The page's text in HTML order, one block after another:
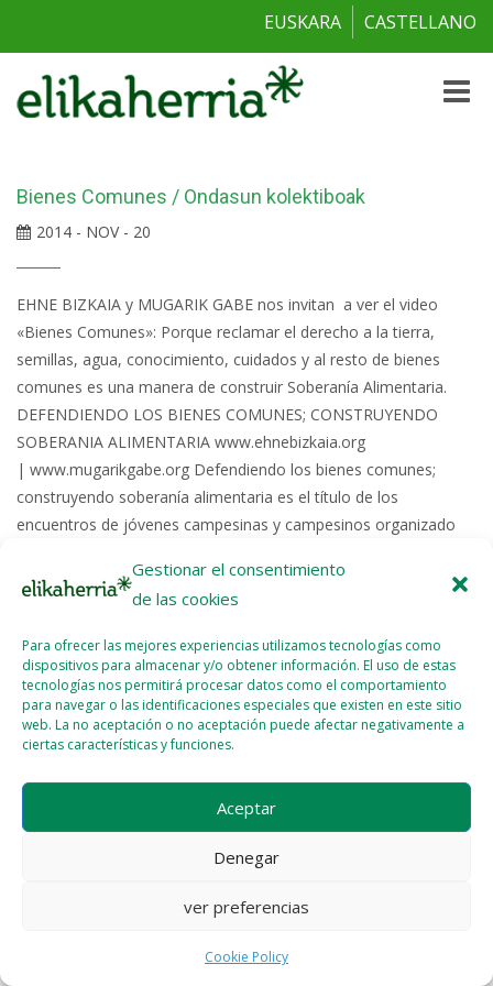
Gestionar el consentimiento
de las cookies
Para ofrecer las mejores experiencias utilizamos tecnologías como
dispositivos para almacenar y/o obtener información. El uso de estas
tecnologías nos permitirá procesar datos como el comportamiento
para navegar o las identificaciones especiales que existen en este sitio
web. La no aceptación o no aceptación puede afectar negativamente a
ciertas características y funciones.
Aceptar
Denegar
ver preferencias
Cookie Policy
EUSKARA CASTELLANO
Toggle
Bienes Comunes / Ondasun kolektiboak
2014 - NOV - 20
EHNE BIZKAIA y MUGARIK GABE nos invitan a ver el video
«Bienes Comunes»: Porque reclamar el derecho a la tierra,
semillas, agua, conocimiento, cuidados y al resto de bienes
comunes es una manera de construir Soberanía Alimentaria.
DEFENDIENDO LOS BIENES COMUNES; CONSTRUYENDO
SOBERANIA ALIMENTARIA www.ehnebizkaia.org
| www.mugarikgabe.org Defendiendo los bienes comunes;
construyendo soberanía alimentaria es el título de los
encuentros de jóvenes campesinas y campesinos organizado
Read More >>